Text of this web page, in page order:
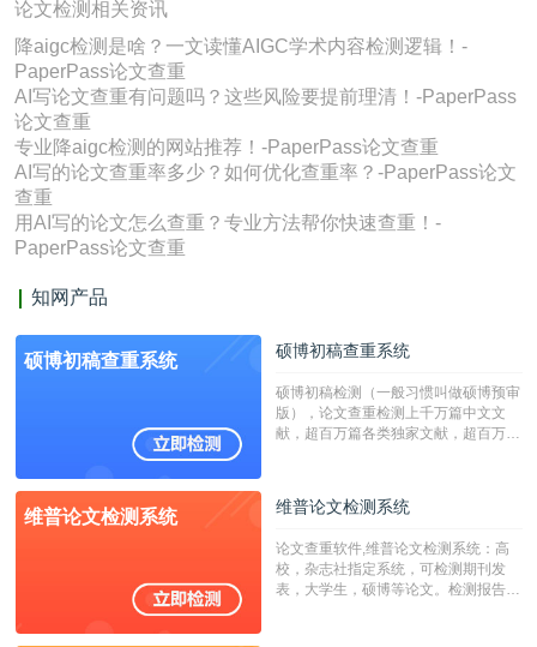
论文检测相关资讯
降aigc检测是啥？一文读懂AIGC学术内容检测逻辑！-
PaperPass论文查重
AI写论文查重有问题吗？这些风险要提前理清！-PaperPass
论文查重
专业降aigc检测的网站推荐！-PaperPass论文查重
AI写的论文查重率多少？如何优化查重率？-PaperPass论文
查重
用AI写的论文怎么查重？专业方法帮你快速查重！-
PaperPass论文查重
知网产品
硕博初稿查重系统 硕博初稿查重系统
硕博初稿检测（一般习惯叫做硕博预审
版），论文查重检测上千万篇中文文
献，超百万篇各类独家文献，超百万港
校用来检测硕博论文的系统，检测范围
广，数据来源真实，检测算法合理!本
字符数30万）
维普论文检测系统 维普论文检测系统
论文查重软件,维普论文检测系统：高
校，杂志社指定系统，可检测期刊发
表，大学生，硕博等论文。检测报告支